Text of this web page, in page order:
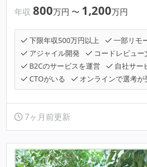
年収 800万円 〜 1,200万円
下限年収500万円以上
一部リモ
アジャイル開発
コードレビュー
B2Cのサービスを運営
自社サー
CTOがいる
オンラインで選考が
7ヶ月前更新